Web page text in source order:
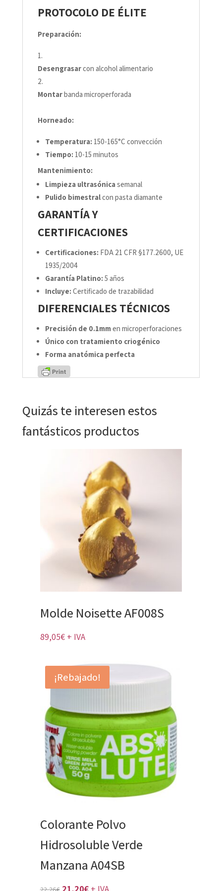
PROTOCOLO DE ÉLITE
Preparación:
Desengrasarcon alcohol alimentario
Montarbanda microperforada
Horneado:
Temperatura: 150-165°C convección
Tiempo: 10-15 minutos
Mantenimiento:
Limpieza ultrasónica semanal
Pulido bimestralcon pasta diamante
GARANTÍA Y
CERTIFICACIONES
Certificaciones: FDA 21 CFR §177.2600, UE
1935/2004
Garantía Platino: 5 años
Incluye: Certificado de trazabilidad
DIFERENCIALES TÉCNICOS
Precisión de 0.1mm en microperforaciones
Único con tratamiento criogénico
Forma anatómica perfecta
Quizás te interesen estos
fantásticos productos
Molde Noisette AF008S
89,05€ + IVA
¡Rebajado!
Colorante Polvo
Hidrosoluble Verde
Manzana A04SB
El
El